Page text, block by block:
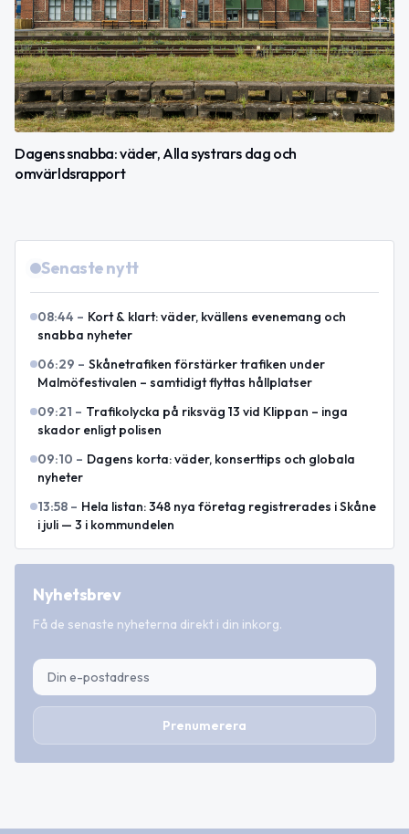
Dagens snabba: väder, Alla systrars dag och
omvärldsrapport
Senaste nytt
08:44 – Kort & klart: väder, kvällens evenemang och
snabba nyheter
06:29 – Skånetrafiken förstärker trafiken under
Malmöfestivalen – samtidigt flyttas hållplatser
09:21 – Trafikolycka på riksväg 13 vid Klippan – inga
skador enligt polisen
09:10 – Dagens korta: väder, konserttips och globala
nyheter
13:58 – Hela listan: 348 nya företag registrerades i Skåne
i juli — 3 i kommundelen
Nyhetsbrev
Få de senaste nyheterna direkt i din inkorg.
Prenumerera